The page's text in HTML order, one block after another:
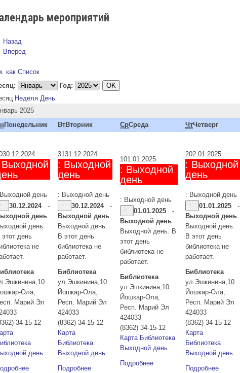
мероприятий
Назад
Вперед
как Список
Год:
Неделя День
2025
Понедельник ВтВторник СрСреда ЧтЧетверг
30.12.2024
день
30.12.2024
-
день
день.
этот день
не
Ола,
Марий Эл
34-15-12
день
3131.12.2024
: Выходной
день
: Выходной день
30.12.2024
-
Выходной день
Выходной день.
В этот день
библиотека не
работает.
Библиотека
ул.Эшкинина,10
Йошкар-Ола,
Респ. Марий Эл
424033
(8362) 34-15-12
Карта
Библиотека
Выходной день
Подробнее
101.01.2025
: Выходной
день
: Выходной день
01.01.2025
-
Выходной день
Выходной день. В
этот день
библиотека не
работает.
Библиотека
ул.Эшкинина,10
Йошкар-Ола,
Респ. Марий Эл
424033
(8362) 34-15-12
КартаБиблиотека
Выходной день
Подробнее
202.01.2025
: Выходной
день
: Выходной день
01.01.2025
-
Выходной день
Выходной день.
В этот день
библиотека не
работает.
Библиотека
ул.Эшкинина,10
Йошкар-Ола,
Респ. Марий Эл
424033
(8362) 34-15-12
Карта
Библиотека
Выходной день
Подробнее